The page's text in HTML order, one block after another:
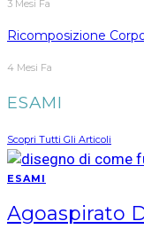
3 Mesi Fa
Ricomposizione
4 Mesi Fa
ESAMI
Scopri Tutti Gli Articoli
ESAMI
Agoaspirato